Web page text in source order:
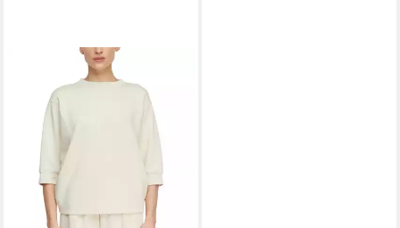
Sweatshirt mit dekorativen
Nähten
ab 39,99 €
-33%
lieferbar - in 1-2 Werktagen bei dir